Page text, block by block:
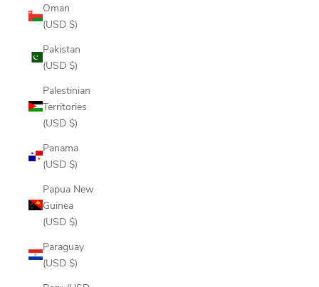
Oman
(USD $)
Pakistan
(USD $)
Palestinian
Territories
(USD $)
Panama
(USD $)
Papua New
Guinea
(USD $)
Paraguay
(USD $)